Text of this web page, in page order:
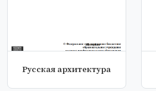
Русская архитектура